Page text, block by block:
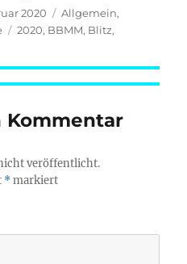
2020 Kategorien
Allgemein,
Schlagwörter
2020, BBMM, Blitz,
Kommentar
veröffentlicht.
*markiert